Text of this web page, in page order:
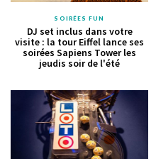
SOIRÉES FUN
DJ set inclus dans votre
visite : la tour Eiffel lance ses
soirées Sapiens Tower les
jeudis soir de l'été